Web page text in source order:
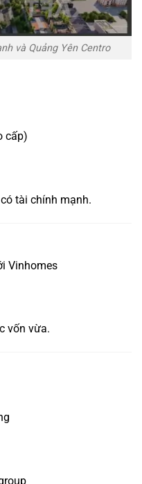
và Quảng Yên Centro
cấp)
tài chính mạnh.
Vinhomes
vốn vừa.